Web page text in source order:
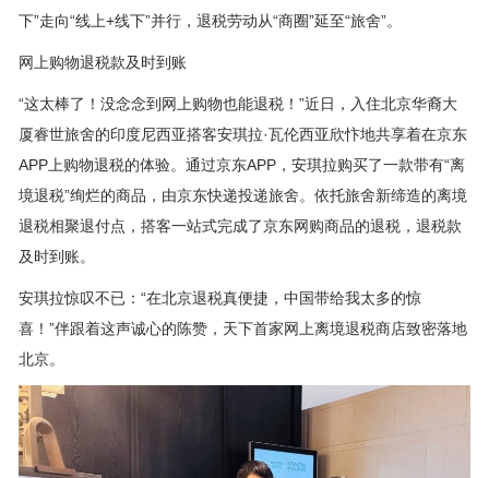
下”走向“线上+线下”并行，退税劳动从“商圈”延至“旅舍”。
网上购物退税款及时到账
“这太棒了！没念念到网上购物也能退税！”近日，入住北京华裔大
厦睿世旅舍的印度尼西亚搭客安琪拉·瓦伦西亚欣忭地共享着在京东
APP上购物退税的体验。通过京东APP，安琪拉购买了一款带有“离
境退税”绚烂的商品，由京东快递投递旅舍。依托旅舍新缔造的离境
退税相聚退付点，搭客一站式完成了京东网购商品的退税，退税款
及时到账。
安琪拉惊叹不已：“在北京退税真便捷，中国带给我太多的惊
喜！”伴跟着这声诚心的陈赞，天下首家网上离境退税商店致密落地
北京。